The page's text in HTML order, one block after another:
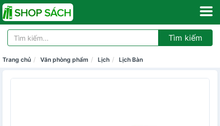
Tìm kiếm
Trang chủ Văn phòng phẩm Lịch Lịch Bàn